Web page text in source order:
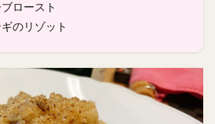
ロースト
のリゾット